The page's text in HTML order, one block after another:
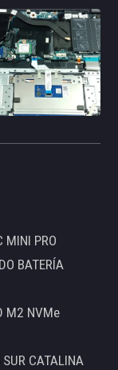
MINI PRO
BATERÍA
M2 NVMe
CATALINA